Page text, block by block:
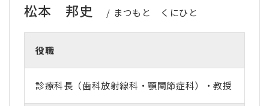
松本 邦史 まつもと くにひと
役職
診療科長（歯科放射線科・顎関節症科）・教授